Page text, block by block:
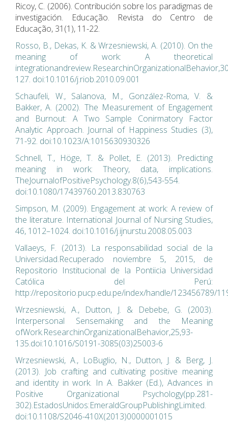
Ricoy, C. (2006). Contribución sobre los paradigmas de
investigación. Educação. Revista do Centro de
Educação, 31(1), 11-22.
Rosso, B., Dekas, K. & Wrzesniewski, A. (2010). On the
meaning of work: A theoretical
127. doi:10.1016/j.riob.2010.09.001
Schaufeli, W., Salanova, M., González-Roma, V. &
Bakker, A. (2002). The Measurement of Engagement
and Burnout: A Two Sample Conirmatory Factor
Analytic Approach. Journal of Happiness Studies (3),
71-92. doi:10.1023/A:1015630930326
Schnell, T., Höge, T. & Pollet, E. (2013). Predicting
meaning in work: Theory, data, implications.
TheJournalofPositivePsychology.8(6),543-554.
doi:10.1080/17439760.2013.830763
Simpson, M. (2009). Engagement at work: A review of
the literature. International Journal of Nursing Studies,
46, 1012–1024. doi:10.1016/j.ijnurstu.2008.05.003
Vallaeys, F. (2013). La responsabilidad social de la
Universidad.Recuperado noviembre 5, 2015, de
Repositorio Institucional de la Pontiicia Universidad
Católica del Perú:
http://repositorio.pucp.edu.pe/index/handle/123456789/
Wrzesniewski, A., Dutton, J. & Debebe, G. (2003).
Interpersonal Sensemaking and the Meaning
ofWork.ResearchinOrganizationalBehavior,25,93-
135.doi:10.1016/S0191-3085(03)25003-6
Wrzesniewski, A., LoBuglio, N., Dutton, J. & Berg, J.
(2013). Job crafting and cultivating positive meaning
and identity in work. In A. Bakker (Ed.), Advances in
Positive Organizational Psychology(pp.281-
302).EstadosUnidos:EmeraldGroupPublishingLimited.
doi:10.1108/S2046-410X(2013)0000001015